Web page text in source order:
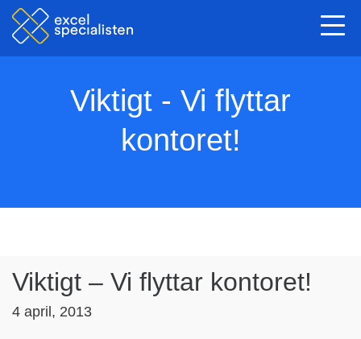
Viktigt - Vi flyttar
kontoret!
Viktigt – Vi flyttar kontoret!
4 april, 2013